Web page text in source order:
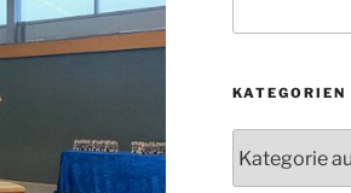
KATEGORIEN